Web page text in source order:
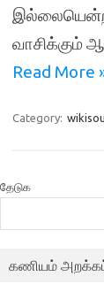
வாசிக்கும்
Read More
Category:
தேடுக
கணியம்